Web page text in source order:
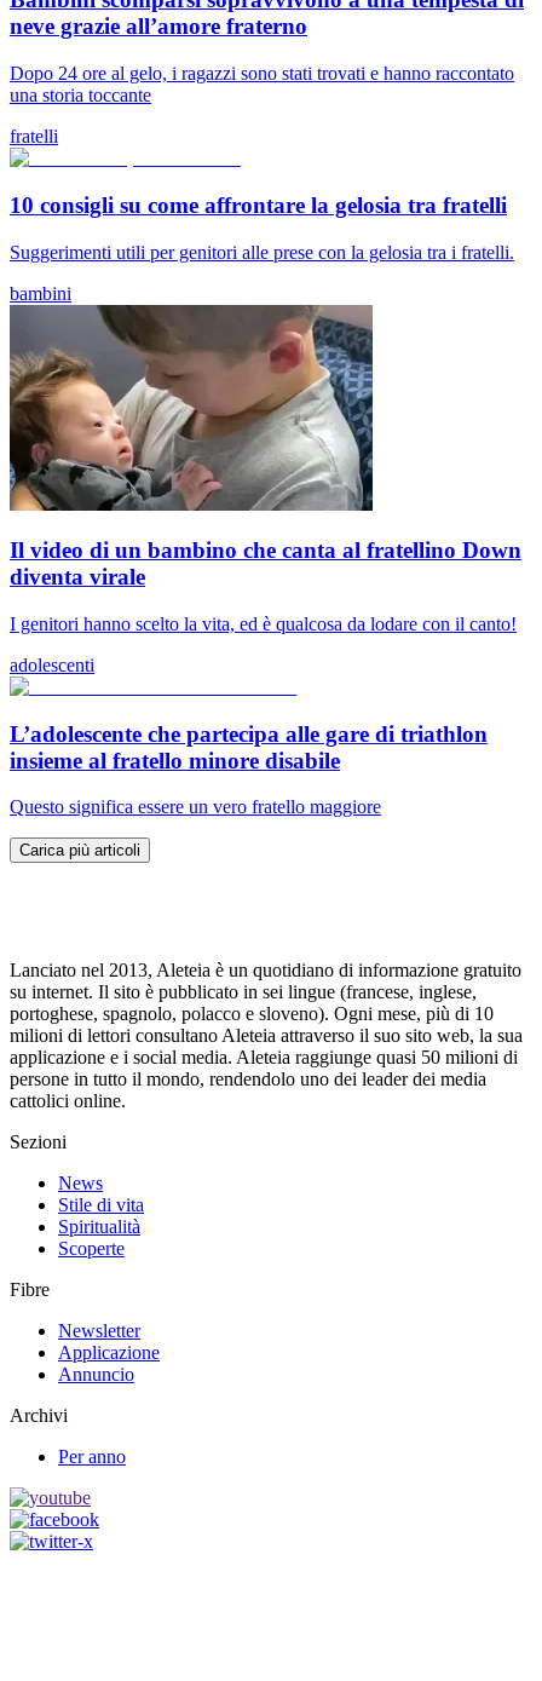
neve grazie all’amore fraterno
Dopo 24 ore al gelo, i ragazzi sono stati trovati e hanno raccontato
una storia toccante
fratelli
10 consigli su come affrontare la gelosia tra fratelli
Suggerimenti utili per genitori alle prese con la gelosia tra i fratelli.
bambini
Il video di un bambino che canta al fratellino Down
diventa virale
I genitori hanno scelto la vita, ed è qualcosa da lodare con il canto!
adolescenti
L’adolescente che partecipa alle gare di triathlon
insieme al fratello minore disabile
Questo significa essere un vero fratello maggiore
Carica più articoli
Lanciato nel 2013, Aleteia è un quotidiano di informazione gratuito
su internet. Il sito è pubblicato in sei lingue (francese, inglese,
portoghese, spagnolo, polacco e sloveno). Ogni mese, più di 10
milioni di lettori consultano Aleteia attraverso il suo sito web, la sua
applicazione e i social media. Aleteia raggiunge quasi 50 milioni di
persone in tutto il mondo, rendendolo uno dei leader dei media
cattolici online.
Sezioni
News
Stile di vita
Spiritualità
Scoperte
Fibre
Newsletter
Applicazione
Annuncio
Archivi
Per anno